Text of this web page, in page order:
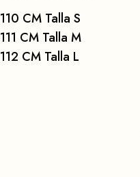
110 CM Talla S
111 CM Talla M
112 CM Talla L